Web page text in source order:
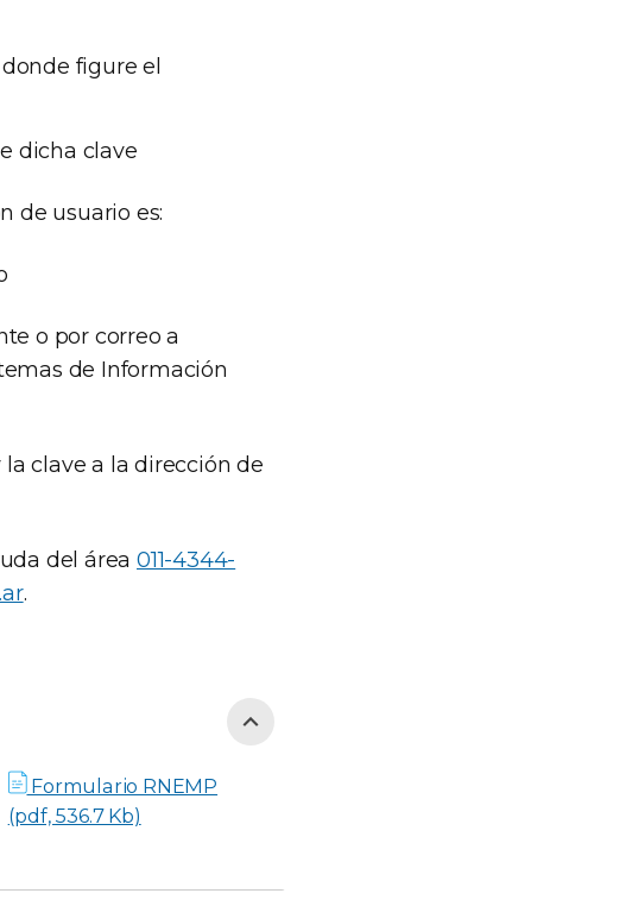
figure el
dicha clave
de usuario es:
o por correo a
de Información
clave a la dirección de
del área 011-4344-
.
Formulario RNEMP
(pdf, 536.7 Kb)